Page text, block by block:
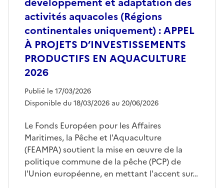
activités aquacoles (Régions
continentales uniquement) : APPEL
À PROJETS D’INVESTISSEMENTS
PRODUCTIFS EN AQUACULTURE
2026
Publié le 17/03/2026
Disponible du 18/03/2026 au 20/06/2026
Le Fonds Européen pour les Affaires
Maritimes, la Pêche et l'Aquaculture
(FEAMPA) soutient la mise en œuvre de la
politique commune de la pêche (PCP) de
l'Union européenne, en mettant l'accent sur…